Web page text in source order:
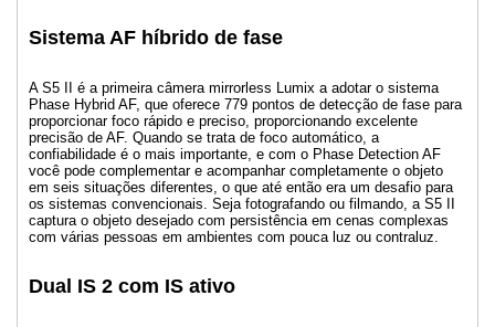
Sistema AF híbrido de fase
A S5 II é a primeira câmera mirrorless Lumix a adotar o sistema
Phase Hybrid AF, que oferece 779 pontos de detecção de fase para
proporcionar foco rápido e preciso, proporcionando excelente
precisão de AF. Quando se trata de foco automático, a
confiabilidade é o mais importante, e com o Phase Detection AF
você pode complementar e acompanhar completamente o objeto
em seis situações diferentes, o que até então era um desafio para
os sistemas convencionais. Seja fotografando ou filmando, a S5 II
captura o objeto desejado com persistência em cenas complexas
com várias pessoas em ambientes com pouca luz ou contraluz.
Dual IS 2 com IS ativo